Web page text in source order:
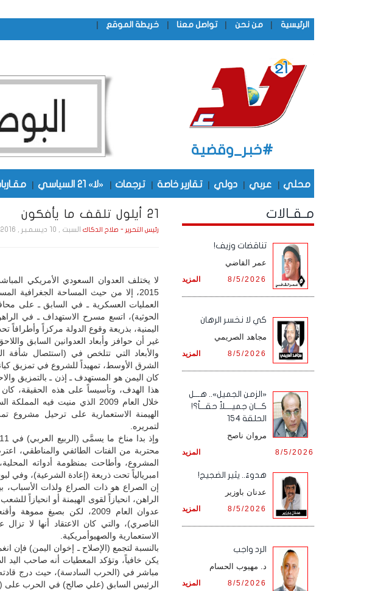
الرئيسية | من نحن | تواصل معنا | خريطة الموقع |
#خبر_وقضية
محلي | عربي | دولي | تقارير خاصة | ترجمات | «لا» 21 السياسي |
21 أيلول تلقف ما يأفكون
رئيس التحرير - صلاح الدكاكالسبت , 10 ديـسـمـبـر , 2016 الساعة 11:04:24 AM
2015، إلا من حيث المساحة الجغرافية
العمليات العسكرية ـ في السابق ـ على
الحوثية)، اتسع مسرح الاستهداف ـ في
اليمنية، بذريعة وقوع الدولة مركزاً
غير أن حوافز وأبعاد العدوانين السابق
والأبعاد التي تتلخص في (استئصال شأفة
الشرق الأوسط، تمهيداً للشروع في تمزيق
كان اليمن هو المستهدف ـ إذن ـ بالتمزيق
هذا الهدف، وتأسيساً على هذه الحقيقة، كان
خلال العام 2009 الذي منيت
الهيمنة الاستعمارية على ترحيل مشروع
لتمريره.
المشروع، وأطاحت بمنظومة أدواته
امبريالياً تحت ذريعة (إعادة الشرعية)،
إن الصراع هو ذات الصراع ولذات
الراهن، انحيازاً لقوى الهيمنة أو انحيازاً
عدوان العام 2009، لكن
الناصري)، والتي كان الاعتقاد أنها لا
الاستعمارية والصهيوأمريكية.
بالنسبة لتجمع (الإصلاح ـ إخوان اليمن)
يكن خافياً، وتؤكد المعطيات أنه صاحب
مباشر في (الحرب السادسة)، حيث درج
الرئيس السابق (علي صالح) في الحرب على
مـقـالات
تناقضات وزيف!
عمر القاضي
المزيد 8/5/2026
كي لا نخسر الرهان
مجاهد الصريمي
المزيد 8/5/2026
«الزمن الجميل».. هـــل
كـــان جميــــلاً حقـــاً؟!
الحلقة 154
مروان ناصح
المزيد 8/5/2026
هدوءٌ.. يثير الضجيج!
عدنان باوزير
المزيد 8/5/2026
الرد واجب
د. مهيوب الحسام
المزيد 8/5/2026